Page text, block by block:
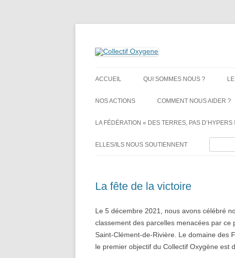
Collectif Oxygene
ACCUEIL QUI SOMMES NOUS ?
NOS ACTIONS COMMENT NOUS AIDER ?
LA FÉDÉRATION « DES TERRES, PAS D’HYPERS
ELLES/ILS NOUS SOUTIENNENT
La fête de la victoire
Le 5 décembre 2021, nous avons célébré
classement des parcelles menacées par
Saint-Clément-de-Rivière. Le domaine des
le premier objectif du Collectif Oxygène est